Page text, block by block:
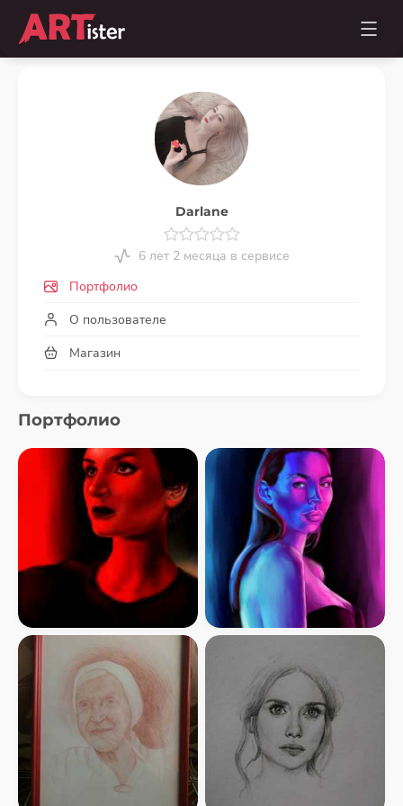
Darlane
6 лет 2 месяца в сервисе
Портфолио
О пользователе
Магазин
Портфолио